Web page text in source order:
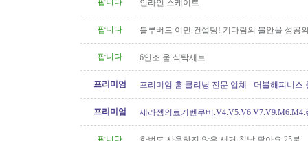
팝니다
인라인 스케이트
팝니다 블루버드 이민 컨설팅! 기다림의 불안을 성공
팝니다 6인조 욷.식탁세트
프리미엄 프리미엄 홈 클리닝 전문 업체 - 더블해피니스
프리미엄
세라젬의료기벤쿠버.V4.V5.V6.V7.V9.M6.M4.
팝니다